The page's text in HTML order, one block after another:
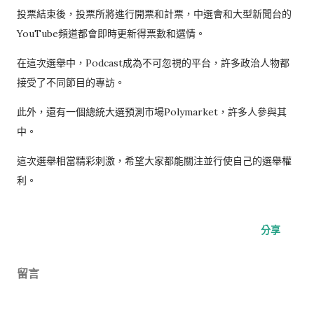
投票結束後，投票所將進行開票和計票，中選會和大型新聞台的
YouTube頻道都會即時更新得票數和選情。
在這次選舉中，Podcast成為不可忽視的平台，許多政治人物都
接受了不同節目的專訪。
此外，還有一個總統大選預測市場Polymarket，許多人參與其
中。
這次選舉相當精彩刺激，希望大家都能關注並行使自己的選舉權
利。
分享
留言